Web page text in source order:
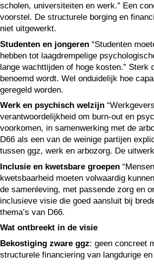
scholen, universiteiten en werk.” Een
voorstel. De structurele borging en
niet uitgewerkt.
Studenten en jongeren “Studenten
hebben tot laagdrempelige
lange wachttijden of hoge kosten.” Sterk
benoemd wordt. Wel onduidelijk hoe
geregeld worden.
Werk en psychisch welzijn
verantwoordelijkheid om burn-out en
voorkomen, in samenwerking met de
D66 als een van de weinige partijen
tussen ggz, werk en arbozorg. De
Inclusie en kwetsbare groepen
kwetsbaarheid moeten volwaardig
de samenleving, met passende zorg en
inclusieve visie die goed aansluit bij
thema’s van D66.
Wat ontbreekt in de visie
Bekostiging zware ggz: geen concreet
structurele financiering van langdurige